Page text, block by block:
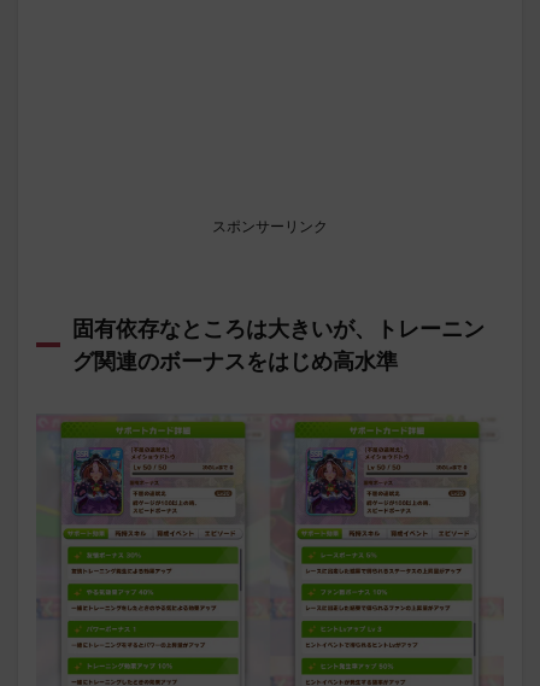
スポンサーリンク
固有依存なところは大きいが、トレーニン
グ関連のボーナスをはじめ高水準